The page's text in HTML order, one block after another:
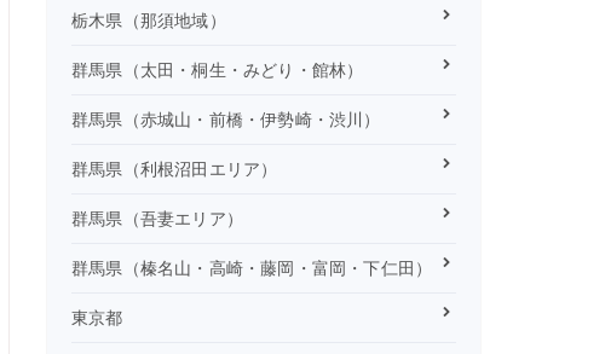
栃木県（那須地域）
群馬県（太田・桐生・みどり・館林）
群馬県（赤城山・前橋・伊勢崎・渋川）
群馬県（利根沼田エリア）
群馬県（吾妻エリア）
群馬県（榛名山・高崎・藤岡・富岡・下仁田）
東京都